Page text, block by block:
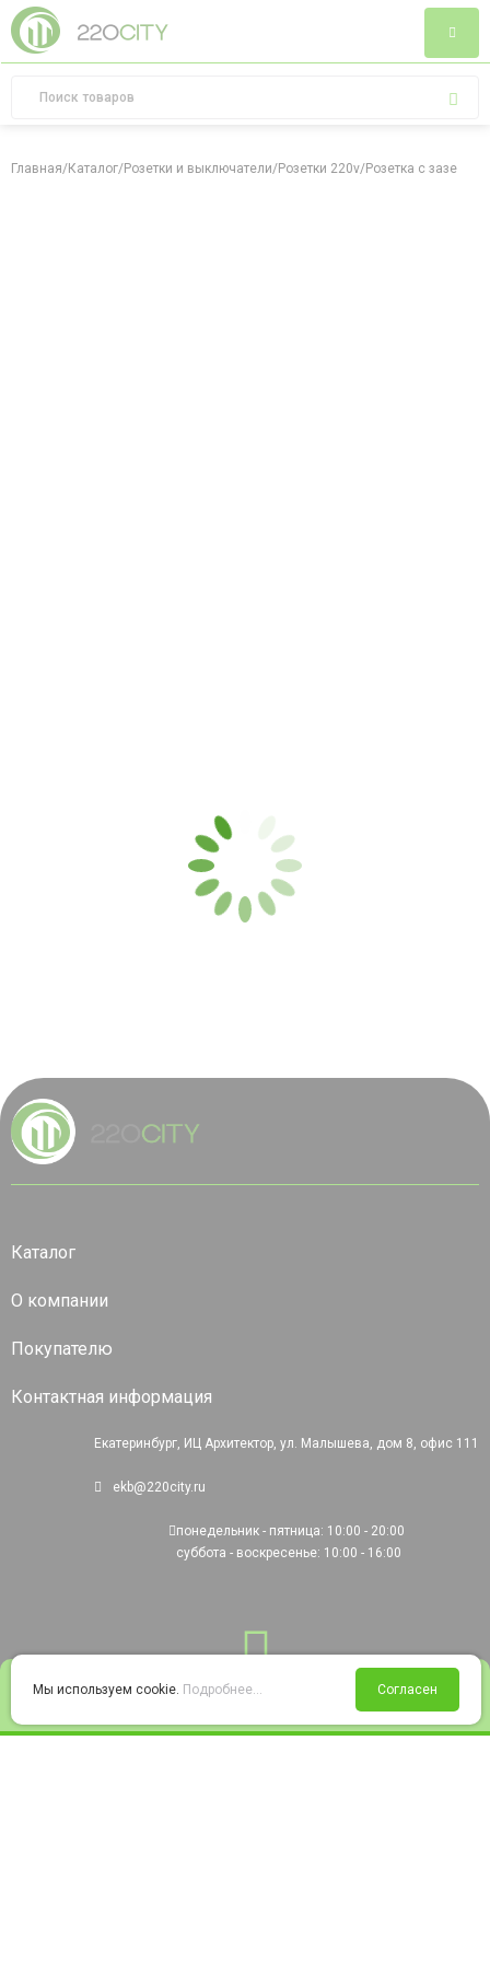
Войти Избранное Корзина
Главная/Каталог/Розетки и выключатели/Розетки 220v/Розетка с
Каталог
О компании
Покупателю
Контактная информация
Екатеринбург, ИЦ Архитектор, ул. Малышева, дом 8, офис 111
ekb@220city.ru
понедельник - пятница: 10:00 - 20:00
суббота - воскресенье: 10:00 - 16:00
Мы используем cookie. Подробнее... Согласен